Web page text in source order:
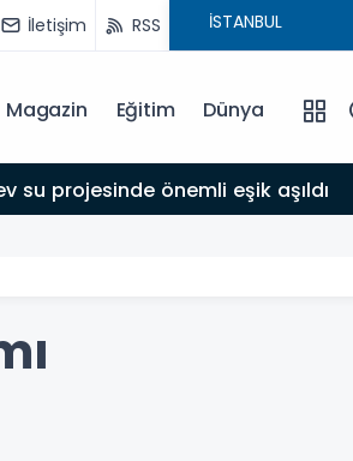
İletişim RSS
Magazin Eğitim Dünya
su projesinde önemli eşik aşıldı